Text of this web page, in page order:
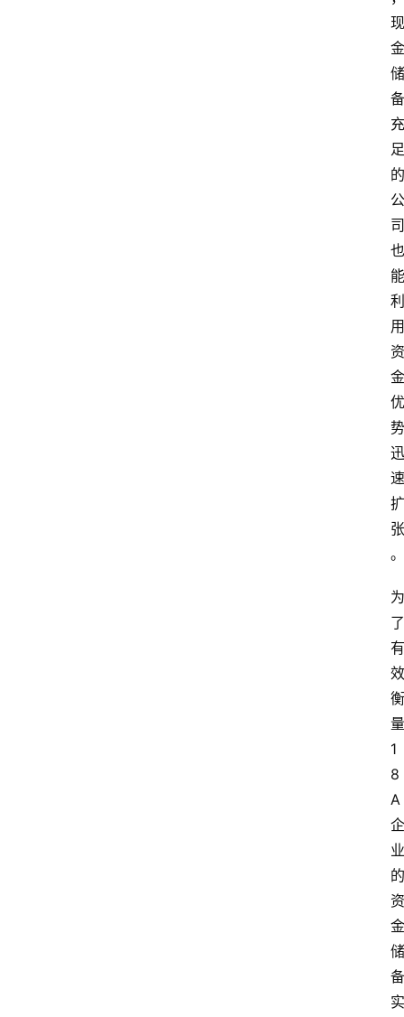
现
金
储
备
充
足
的
公
司
也
能
利
用
资
金
优
势
迅
速
扩
张
。
为
了
有
效
衡
量
1
8
A
企
业
的
资
金
储
备
实